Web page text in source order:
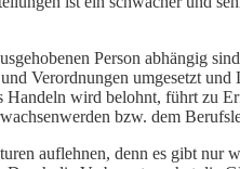
Person abhängig
Verordnungen umgesetzt
wird belohnt, führt zu
bzw. dem
auflehnen, denn es gibt